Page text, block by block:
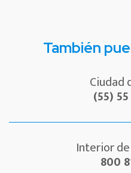
También
Ciudad
(55)
Interior
800